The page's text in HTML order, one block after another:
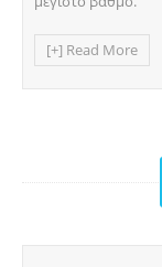
[+] Read More